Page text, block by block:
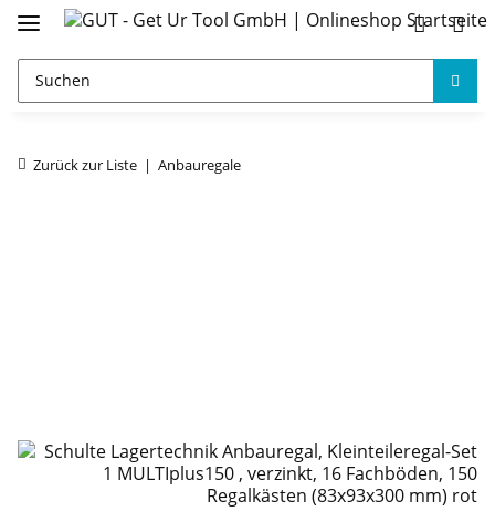
Zurück zur Liste Anbauregale